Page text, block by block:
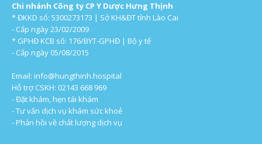
Chi nhánh Công ty CP Y Dược Hưng Thịnh
* ĐKKD số: 5300273173 | Sở KH&ĐT tỉnh Lào Cai
- Cấp ngày 23/02/2009
* GPHĐ KCB số: 176/BYT-GPHĐ | Bộ y tế
- Cấp ngày 05/08/2015
Email: info@hungthinh.hospital
Hỗ trợ CSKH: 02143 668 969
- Đặt khám, hẹn tái khám
- Tư vấn dịch vụ khám sức khoẻ
- Phản hồi về chất lượng dịch vụ